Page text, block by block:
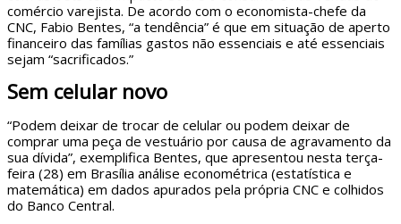
comércio varejista. De acordo com o economista-chefe da
CNC, Fabio Bentes, “a tendência” é que em situação de aperto
financeiro das famílias gastos não essenciais e até essenciais
sejam “sacrificados.”
Sem celular novo
“Podem deixar de trocar de celular ou podem deixar de
comprar uma peça de vestuário por causa de agravamento da
sua dívida”, exemplifica Bentes, que apresentou nesta terça-
feira (28) em Brasília análise econométrica (estatística e
matemática) em dados apurados pela própria CNC e colhidos
do Banco Central.